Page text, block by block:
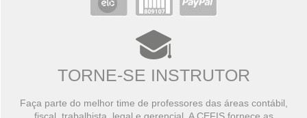
TORNE-SE INSTRUTOR
Faça parte do melhor time de professores das áreas contábil,